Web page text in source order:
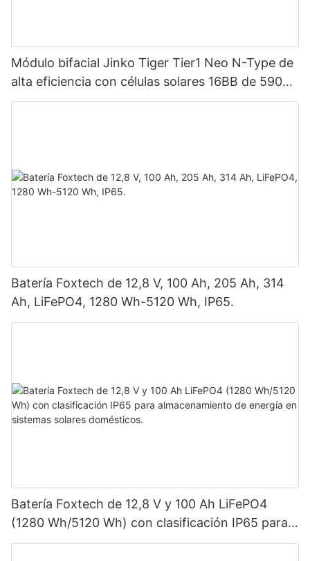
Módulo bifacial Jinko Tiger Tier1 Neo N-Type de
alta eficiencia con células solares 16BB de 590
vatios, 620 vatios, 630 vatios y 650 vatios con
Batería Foxtech de 12,8 V, 100 Ah, 205 Ah, 314
Ah, LiFePO4, 1280 Wh-5120 Wh, IP65.
Batería Foxtech de 12,8 V y 100 Ah LiFePO4
(1280 Wh/5120 Wh) con clasificación IP65 para
almacenamiento de energía en sistemas solares